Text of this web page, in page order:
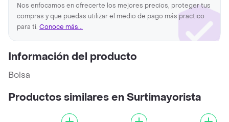
Nos enfocamos en ofrecerte los mejores precios, proteger tus
compras y que puedas utilizar el medio de pago más practico
para ti. Conoce más...
Información del producto
Bolsa
Productos similares en Surtimayorista